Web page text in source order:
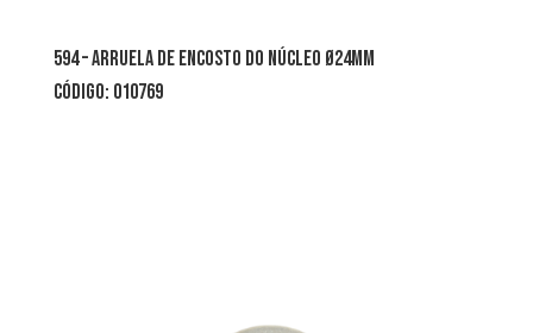
594 – arruela de encosto do núcleo Ø24mm
CÓDIGO: 010769